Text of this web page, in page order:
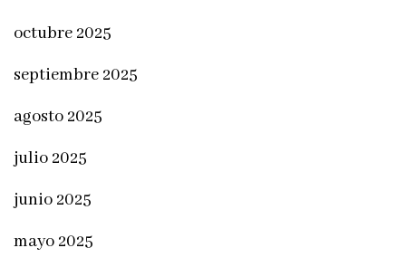
octubre 2025
septiembre 2025
agosto 2025
julio 2025
junio 2025
mayo 2025